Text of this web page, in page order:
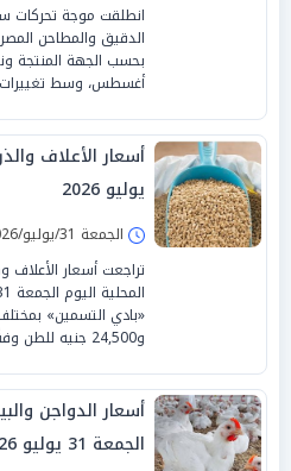
انطلقت موجة تحركات
الدقيق والمطاحن
بحسب الجهة المنتجة
أغسطس، وسط تغييرات
يوليو 2026
الجمعة 31/يوليو/2026 - 10:00 ص
تراجعت أسعار
و24,500 جنيه للطن وفقًا لنوع الطيور والمرحلة العمرية.
أسعار الدواجن
الجمعة 31 يوليو 2026